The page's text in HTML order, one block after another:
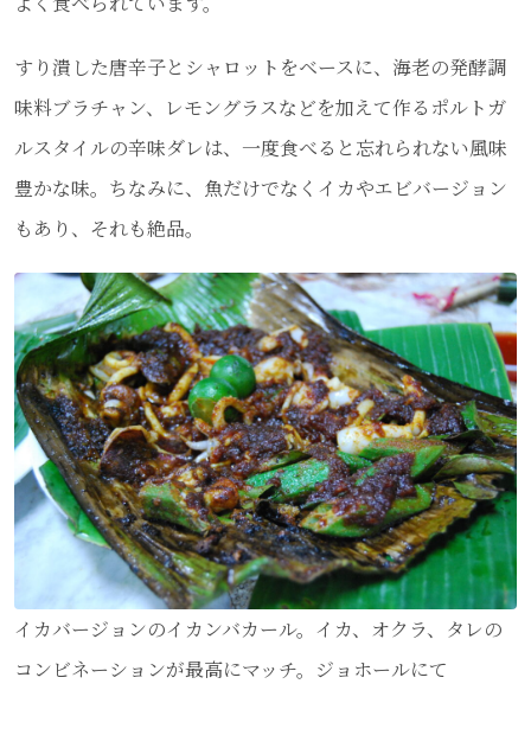
すり潰した唐辛子とシャロットをベースに、海老の発酵調
味料ブラチャン、レモングラスなどを加えて作るポルトガ
ルスタイルの辛味ダレは、一度食べると忘れられない風味
豊かな味。ちなみに、魚だけでなくイカやエビバージョン
もあり、それも絶品。
イカバージョンのイカンバカール。イカ、オクラ、タレの
コンビネーションが最高にマッチ。ジョホールにて